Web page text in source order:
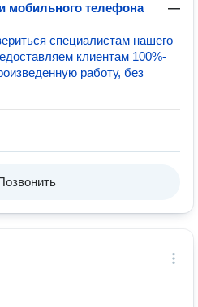
мобильного телефона
—
специалистам нашего
клиентам 100%-
работу, без